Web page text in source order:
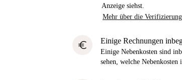
Anzeige siehst.
Mehr über die Verifizierung
euro Einige Rechnungen
Einige Nebenkosten sind
sehen, welche